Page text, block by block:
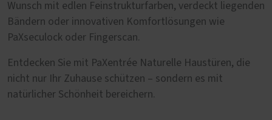
Wunsch mit edlen Feinstrukturfarben, verdeckt liegenden
Bändern oder innovativen Komfortlösungen wie
PaXseculock oder Fingerscan.
Entdecken Sie mit PaXentrée Naturelle Haustüren, die
nicht nur Ihr Zuhause schützen – sondern es mit
natürlicher Schönheit bereichern.